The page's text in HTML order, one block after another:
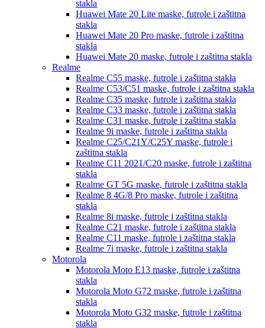
stakla
Huawei Mate 20 Lite maske, futrole i zaštitna
stakla
Huawei Mate 20 Pro maske, futrole i zaštitna
stakla
Huawei Mate 20 maske, futrole i zaštitna stakla
Realme
Realme C55 maske, futrole i zaštitna stakla
Realme C53/C51 maske, futrole i zaštitna stakla
Realme C35 maske, futrole i zaštitna stakla
Realme C33 maske, futrole i zaštitna stakla
Realme C31 maske, futrole i zaštitna stakla
Realme 9i maske, futrole i zaštitna stakla
Realme C25/C21Y/C25Y maske, futrole i
zaštitna stakla
Realme C11 2021/C20 maske, futrole i zaštitna
stakla
Realme GT 5G maske, futrole i zaštitna stakla
Realme 8 4G/8 Pro maske, futrole i zaštitna
stakla
Realme 8i maske, futrole i zaštitna stakla
Realme C21 maske, futrole i zaštitna stakla
Realme C11 maske, futrole i zaštitna stakla
Realme 7i maske, futrole i zaštitna stakla
Motorola
Motorola Moto E13 maske, futrole i zaštitna
stakla
Motorola Moto G72 maske, futrole i zaštitna
stakla
Motorola Moto G32 maske, futrole i zaštitna
stakla